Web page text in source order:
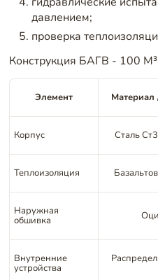
давлением;
проверка
Конструкция БАГВ - 100
Элемент Материал
Корпус Сталь
Теплоизоляция
Наружная
обшивка
Внутренние
устройства